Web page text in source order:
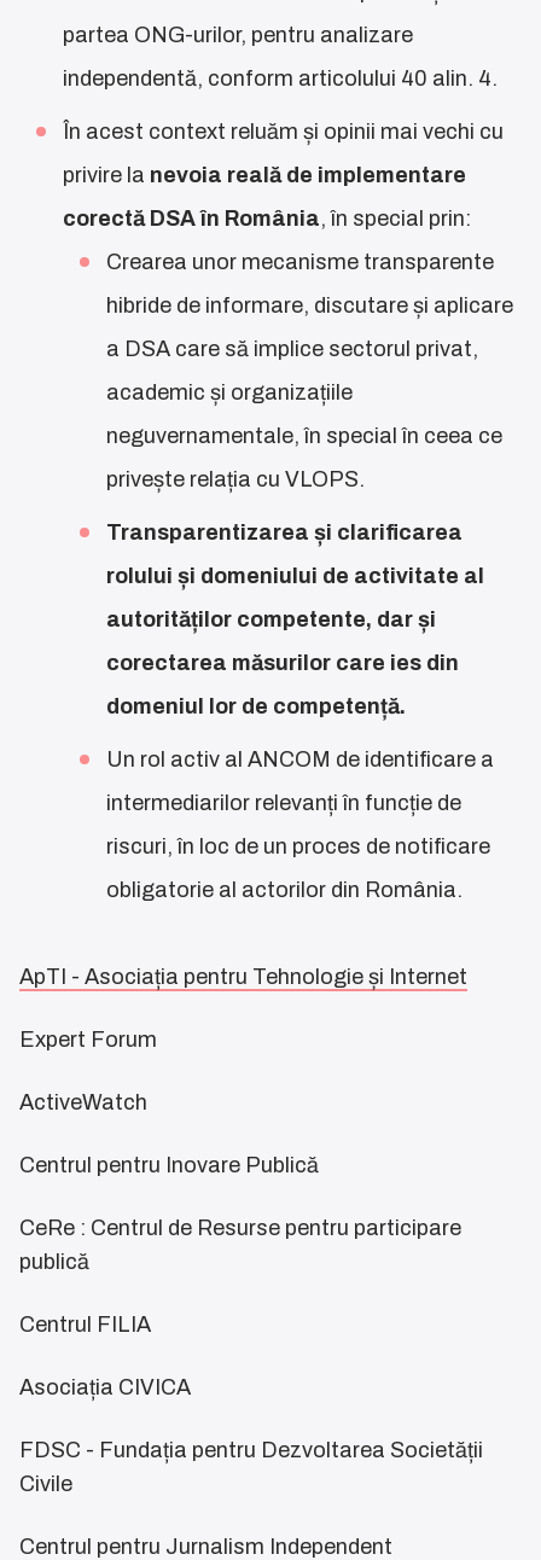
partea ONG-urilor, pentru analizare
independentă, conform articolului 40 alin. 4.
În acest context reluăm și opinii mai vechi cu
privire la nevoia reală de implementare
corectă DSA în România, în special prin:
Crearea unor mecanisme transparente
hibride de informare, discutare și aplicare
a DSA care să implice sectorul privat,
academic și organizațiile
neguvernamentale, în special în ceea ce
privește relația cu VLOPS.
Transparentizarea și clarificarea
rolului și domeniului de activitate al
autorităților competente, dar și
corectarea măsurilor care ies din
domeniul lor de competență.
Un rol activ al ANCOM de identificare a
intermediarilor relevanți în funcție de
riscuri, în loc de un proces de notificare
obligatorie al actorilor din România.
ApTI - Asociația pentru Tehnologie și Internet
Expert Forum
ActiveWatch
Centrul pentru Inovare Publică
CeRe : Centrul de Resurse pentru participare
publică
Centrul FILIA
Asociația CIVICA
FDSC - Fundația pentru Dezvoltarea Societății
Civile
Centrul pentru Jurnalism Independent